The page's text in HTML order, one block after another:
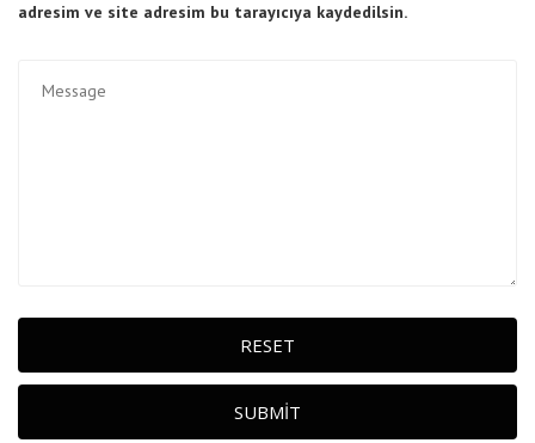
adresim ve site adresim bu tarayıcıya kaydedilsin.
RESET
SUBMIT